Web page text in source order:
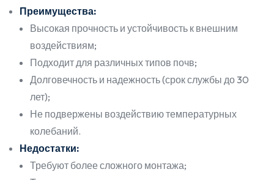
Преимущества:
Высокая прочность и устойчивость к внешним
воздействиям;
Подходит для различных типов почв;
Долговечность и надежность (срок службы до 30
лет);
Не подвержены воздействию температурных
колебаний.
Недостатки:
Требуют более сложного монтажа;